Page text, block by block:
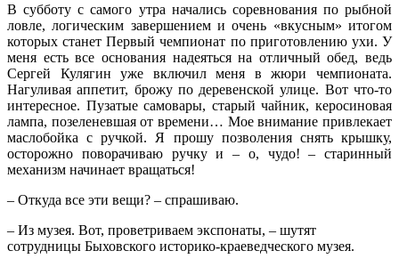
В субботу с самого утра начались соревнования по рыбной
ловле, логическим завершением и очень «вкусным» итогом
которых станет Первый чемпионат по приготовлению ухи. У
меня есть все основания надеяться на отличный обед, ведь
Сергей Кулягин уже включил меня в жюри чемпионата.
Нагуливая аппетит, брожу по деревенской улице. Вот что-то
интересное. Пузатые самовары, старый чайник, керосиновая
лампа, позеленевшая от времени… Мое внимание привлекает
маслобойка с ручкой. Я прошу позволения снять крышку,
осторожно поворачиваю ручку и – о, чудо! – старинный
механизм начинает вращаться!
– Откуда все эти вещи? – спрашиваю.
– Из музея. Вот, проветриваем экспонаты, – шутят
сотрудницы Быховского историко-краеведческого музея.